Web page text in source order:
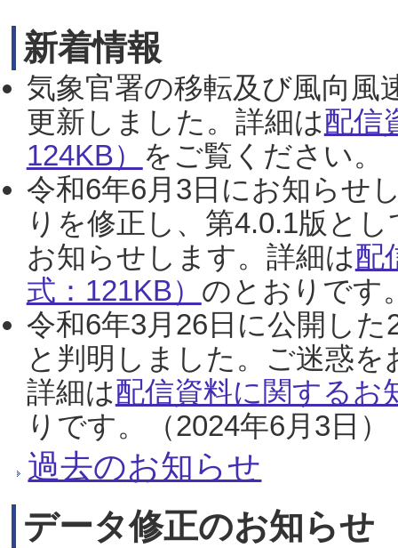
新着情報
気象官署の移転及び風向風
更新しました。詳細は配信
124KB） をご覧ください。
令和6年6月3日にお知らせ
りを修正し、第4.0.1版と
お知らせします。詳細は配
式：121KB） のとおりです
令和6年3月26日に公開し
と判明しました。ご迷惑
詳細は配信資料に関するお
りです。（2024年6月3日）
過去のお知らせ
データ修正のお知らせ